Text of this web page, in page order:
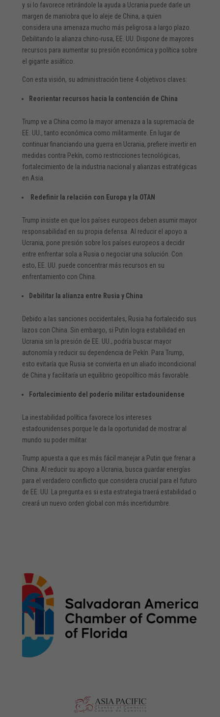
y si lo favorece retirándole la ayuda a Ucrania puede darle un
margen de maniobra que lo aleje de China, a quien
considera una amenaza mucho más peligrosa a largo plazo.
Debilitando la alianza chino-rusa, EE. UU. Dispone de mayores
recursos para aumentar su presión económica y política sobre
el gigante asiático.
Con esta visión, su administración tiene 4 objetivos claves:
Reorientar recursos hacia la contención de China
Trump ve a China como la mayor amenaza a la supremacía de
EE. UU., tanto económica como militarmente. En lugar de
continuar financiando una guerra en Ucrania, prefiere invertir en
medidas contra Pekín, como restricciones tecnológicas,
fortalecimiento de la industria nacional y alianzas estratégicas
en Asia.
Redefinir la relación con Europa y la OTAN
Trump insiste en que los países europeos deben asumir mayor
responsabilidad en su propia defensa. Al reducir el apoyo a
Ucrania, pone presión sobre los países europeos a decidir
entre enfrentar sola a Rusia o negociar una solución. Con
esto, EE. UU. puede concentrar más recursos en su
enfrentamiento con China.
Debilitar la alianza entre Rusia y China
Debido a las sanciones occidentales, Rusia ha fortalecido sus
lazos con China. Sin embargo, si Putin logra estabilidad en
Ucrania sin la presión de EE. UU., podría buscar mayor
autonomía y reducir su dependencia de Pekín. Para Trump,
esto evitaría que Rusia se convierta en un aliado incondicional
de China y facilitaría un equilibrio geopolítico más favorable.
Fortalecimiento del poderío militar estadounidense
La inestabilidad política favorece los intereses
estadounidenses porque le da la oportunidad de mostrar al
mundo su poder militar.
Trump apuesta a que es más fácil manejar a Putin que frenar a
China. Al reducir su apoyo a Ucrania, busca guardar energías
para el verdadero conflicto que considera crucial para el futuro
de EE. UU. La pregunta es si esta estrategia traerá estabilidad o
creará un nuevo orden global con más incertidumbre.